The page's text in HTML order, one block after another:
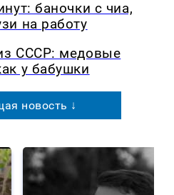
баночки с чиа,
на работу
СССР: медовые
у бабушки
новость ↓